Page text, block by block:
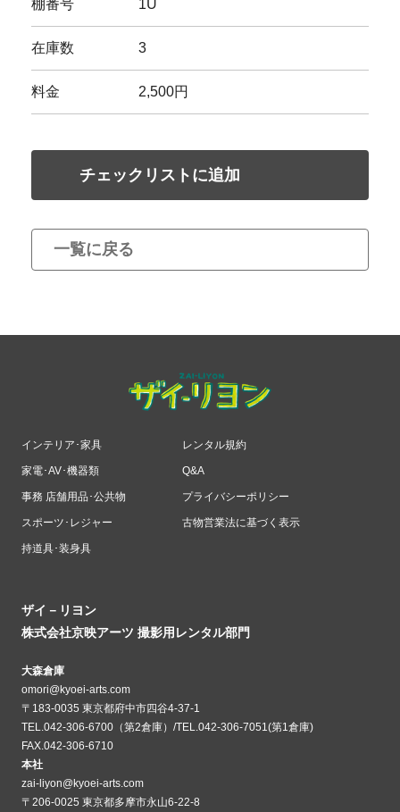
棚番号 1U
在庫数 3
料金 2,500円
チェックリストに追加
一覧に戻る
インテリア･家具
家電･AV･機器類
事務 店舗用品･公共物
スポーツ･レジャー
持道具･装身具
レンタル規約
Q&A
プライバシーポリシー
古物営業法に基づく表示
ザイ－リヨン
株式会社京映アーツ 撮影用レンタル部門
大森倉庫
omori@kyoei-arts.com
〒183-0035 東京都府中市四谷4-37-1
TEL.042-306-6700（第2倉庫）/TEL.042-306-7051(第1倉庫)
FAX.042-306-6710
本社
zai-liyon@kyoei-arts.com
〒206-0025 東京都多摩市永山6-22-8